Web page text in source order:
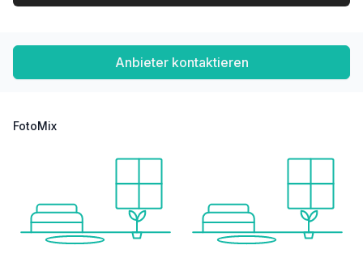
Autobahnanschluss <3.500m
Angaben Entfernung Luftlinie / Quelle: OpenStreetMap
Anbieter kontaktieren
FotoMix